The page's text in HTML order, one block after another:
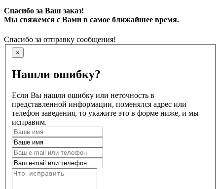
Спасибо за Ваш заказ!
Мы свяжемся с Вами в самое ближайшее время.
Спасибо за отправку сообщения!
×
Нашли ошибку?
Если Вы нашли ошибку или неточность в
представленной информации, поменялся адрес или
телефон заведения, то укажите это в форме ниже, и мы
исправим.